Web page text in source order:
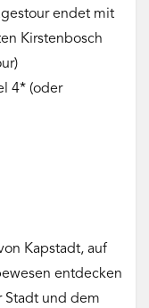
endet mit
Kirstenbosch
4* (oder
Kapstadt, auf
entdecken
Stadt und dem